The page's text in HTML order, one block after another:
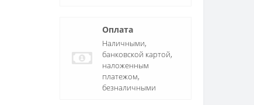
Оплата
Наличными,
банковской картой,
наложенным
платежом,
безналичными